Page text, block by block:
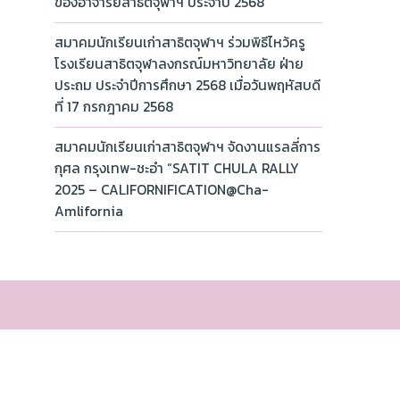
สมาคมนักเรียนเก่าสาธิตจุฬาฯ ร่วมพิธีไหว้ครู
โรงเรียนสาธิตจุฬาลงกรณ์มหาวิทยาลัย ฝ่าย
ประถม ประจำปีการศึกษา 2568 เมื่อวันพฤหัสบดี
ที่ 17 กรกฎาคม 2568
สมาคมนักเรียนเก่าสาธิตจุฬาฯ จัดงานแรลลี่การ
กุศล กรุงเทพ-ชะอำ “SATIT CHULA RALLY
2025 – CALIFORNIFICATION@Cha-
Amlifornia